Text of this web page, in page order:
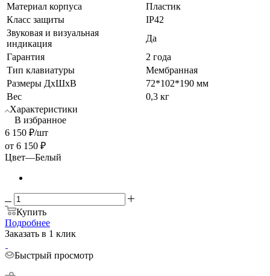
Материал корпуса
Пластик
Класс защиты
IP42
Звуковая и визуальная
индикация
Да
Гарантия
2 года
Тип клавиатуры
Мембранная
Размеры ДхШхВ
72*102*190 мм
Вес
0,3 кг
Характеристики
В избранное
6 150 ₽/шт
от 6 150 ₽
Цвет—Белый
Купить
Подробнее
Заказать в 1 клик
Быстрый просмотр